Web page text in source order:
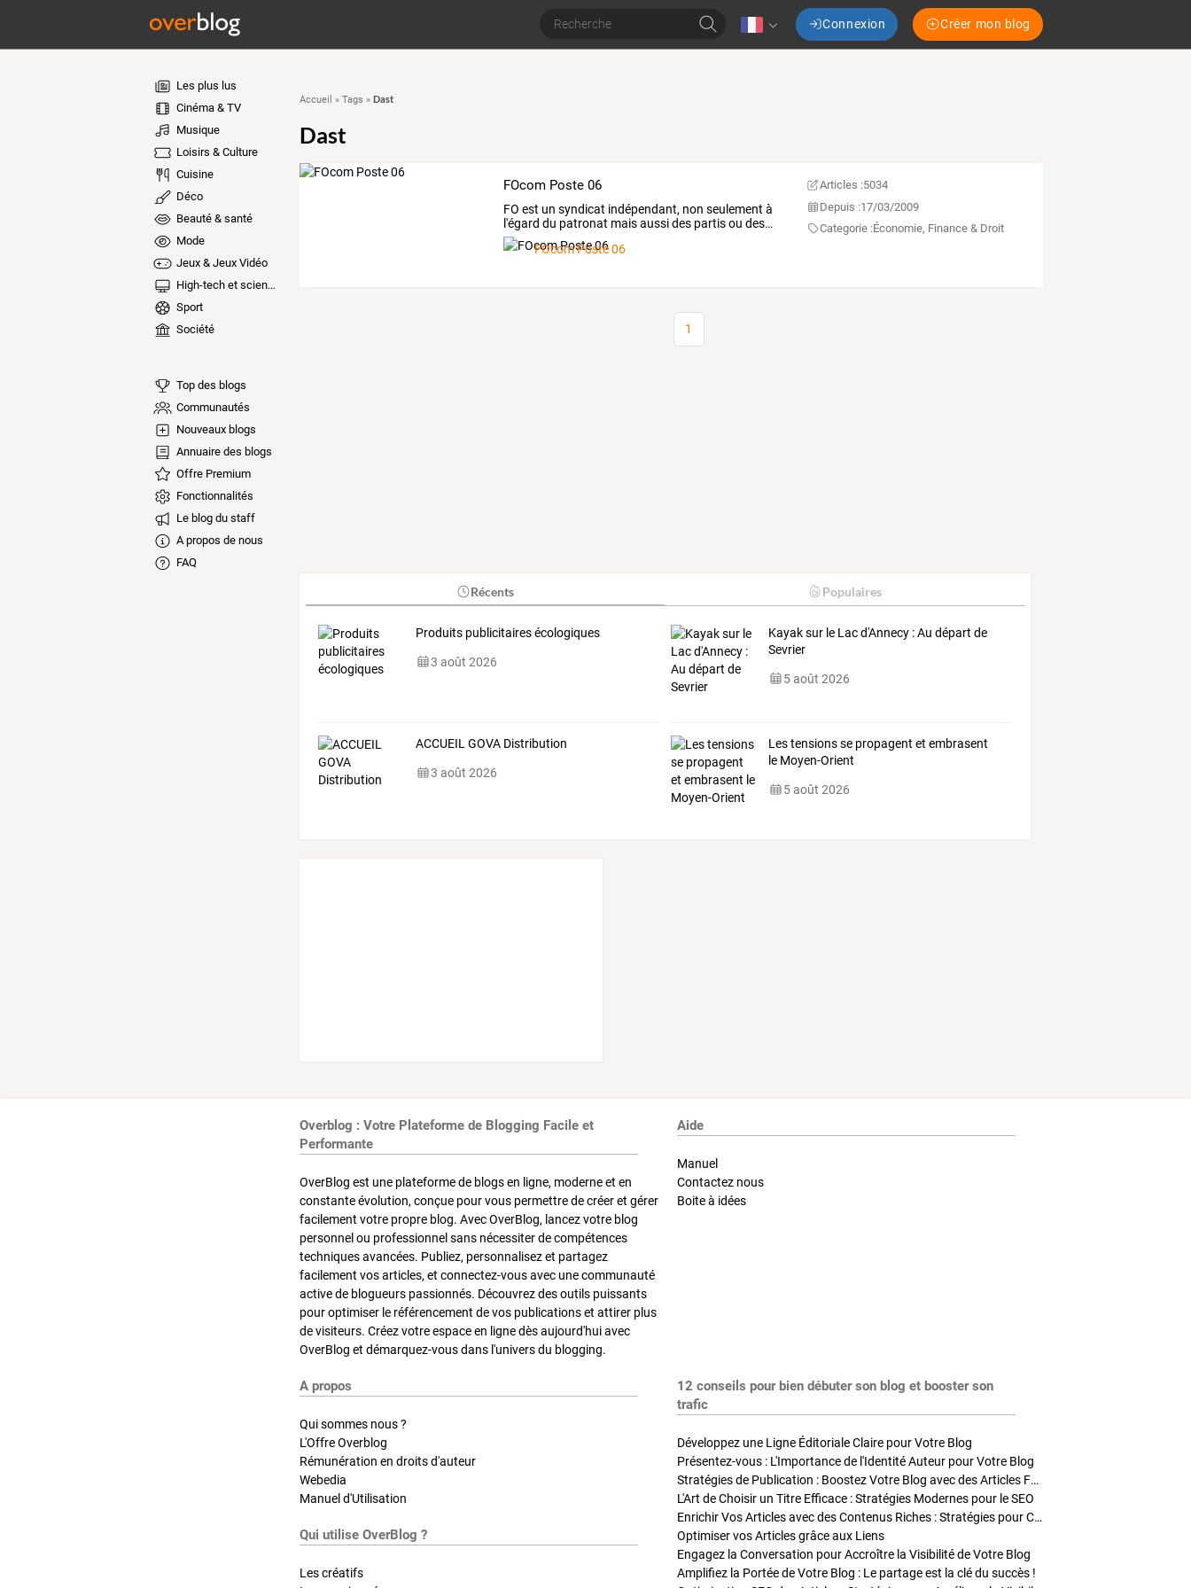
Connexion Créer mon blog
Les plus lus
Cinéma & TV
Musique
Loisirs & Culture
Cuisine
Déco
Beauté & santé
Mode
Jeux & Jeux Vidéo
High-tech et sciences
Sport
Société
Top des blogs
Communautés
Nouveaux blogs
Annuaire des blogs
Offre Premium
Fonctionnalités
Le blog du staff
A propos de nous
FAQ
Accueil » Tags » Dast
Dast
FOcom Poste 06
FO est un syndicat indépendant, non seulement à
l'égard du patronat maisaussides partisou des…
FOcom Poste 06
Articles :5034
Depuis :17/03/2009
Categorie :Économie, Finance & Droit
1
Récents Populaires
Produits publicitaires écologiques
3 août 2026
Kayak sur le Lac d'Annecy : Au départ de
Sevrier
5 août 2026
ACCUEIL GOVA Distribution
3 août 2026
Les tensions se propagent et embrasent
le Moyen-Orient
5 août 2026
Overblog : Votre Plateforme de Blogging Facile et
Performante
OverBlog est une plateforme de blogs en ligne, moderne et en
constante évolution, conçue pour vous permettre de créer et gérer
facilement votre propre blog. Avec OverBlog, lancez votre blog
personnel ou professionnel sans nécessiter de compétences
techniques avancées. Publiez, personnalisez et partagez
facilement vos articles, et connectez-vous avec une communauté
active de blogueurs passionnés. Découvrez des outils puissants
pour optimiser le référencement de vos publications et attirer plus
de visiteurs. Créez votre espace en ligne dès aujourd'hui avec
OverBlog et démarquez-vous dans l'univers du blogging.
Aide
Manuel
Contactez nous
Boite à idées
A propos
Qui sommes nous ?
L'Offre Overblog
Rémunération en droits d'auteur
Webedia
Manuel d'Utilisation
Qui utilise OverBlog ?
Les créatifs
12 conseils pour bien débuter son blog et booster son
trafic
Développez une Ligne Éditoriale Claire pour Votre Blog
Présentez-vous : L'Importance de l'Identité Auteur pour Votre Blog
Stratégies de Publication : Boostez Votre Blog avec des Articles Fréquents et Exclusifs
L'Art de Choisir un Titre Efficace : Stratégies Modernes pour le SEO
Enrichir Vos Articles avec des Contenus Riches : Stratégies pour Captiver et Optimiser
Optimiser vos Articles grâce aux Liens
Engagez la Conversation pour Accroître la Visibilité de Votre Blog
Amplifiez la Portée de Votre Blog : Le partage est la clé du succès !